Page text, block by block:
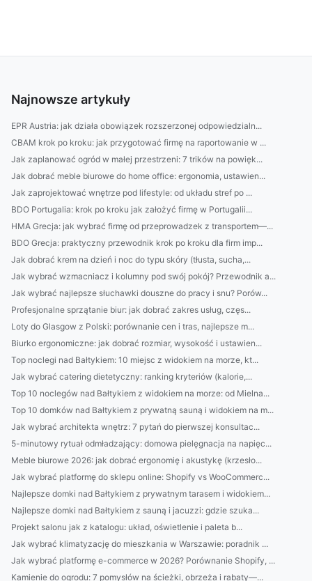
Najnowsze artykuły
EPR Austria: jak działa obowiązek rozszerzonej odpowiedzialn...
CBAM krok po kroku: jak przygotować firmę na raportowanie w ...
Jak zaplanować ogród w małej przestrzeni: 7 trików na powięk...
Jak dobrać meble biurowe do home office: ergonomia, ustawien...
Jak zaprojektować wnętrze pod lifestyle: od układu stref po ...
BDO Portugalia: krok po kroku jak założyć firmę w Portugalii...
HMA Grecja: jak wybrać firmę od przeprowadzek z transportem—...
BDO Grecja: praktyczny przewodnik krok po kroku dla firm imp...
Jak dobrać krem na dzień i noc do typu skóry (tłusta, sucha,...
Jak wybrać wzmacniacz i kolumny pod swój pokój? Przewodnik a...
Jak wybrać najlepsze słuchawki douszne do pracy i snu? Porów...
Profesjonalne sprzątanie biur: jak dobrać zakres usług, częs...
Loty do Glasgow z Polski: porównanie cen i tras, najlepsze m...
Biurko ergonomiczne: jak dobrać rozmiar, wysokość i ustawien...
Top noclegi nad Bałtykiem: 10 miejsc z widokiem na morze, kt...
Jak wybrać catering dietetyczny: ranking kryteriów (kalorie,...
Top 10 noclegów nad Bałtykiem z widokiem na morze: od Mielna...
Top 10 domków nad Bałtykiem z prywatną sauną i widokiem na m...
Jak wybrać architekta wnętrz: 7 pytań do pierwszej konsultac...
5-minutowy rytuał odmładzający: domowa pielęgnacja na napięc...
Meble biurowe 2026: jak dobrać ergonomię i akustykę (krzesło...
Jak wybrać platformę do sklepu online: Shopify vs WooCommerc...
Najlepsze domki nad Bałtykiem z prywatnym tarasem i widokiem...
Najlepsze domki nad Bałtykiem z sauną i jacuzzi: gdzie szuka...
Projekt salonu jak z katalogu: układ, oświetlenie i paleta b...
Jak wybrać klimatyzację do mieszkania w Warszawie: poradnik ...
Jak wybrać platformę e-commerce w 2026? Porównanie Shopify, ...
Kamienie do ogrodu: 7 pomysłów na ścieżki, obrzeża i rabaty—...